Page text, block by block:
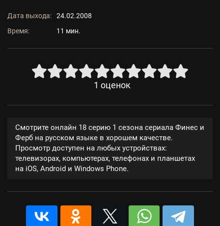
Дата выхода:
24.02.2008
Время:
11 мин.
1 оценок
Смотрите онлайн 18 серию 1 сезона сериала Финес и
Ферб на русском языке в хорошем качестве.
Просмотр доступен на любых устройствах:
телевизорах, компьютерах, телефонах и планшетах
на iOS, Android и Windows Phone.